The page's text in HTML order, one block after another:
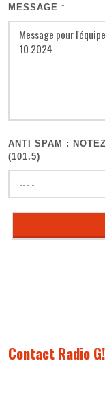
MESSAGE *
ANTI SPAM :
(101.5)
Contact Radio G!